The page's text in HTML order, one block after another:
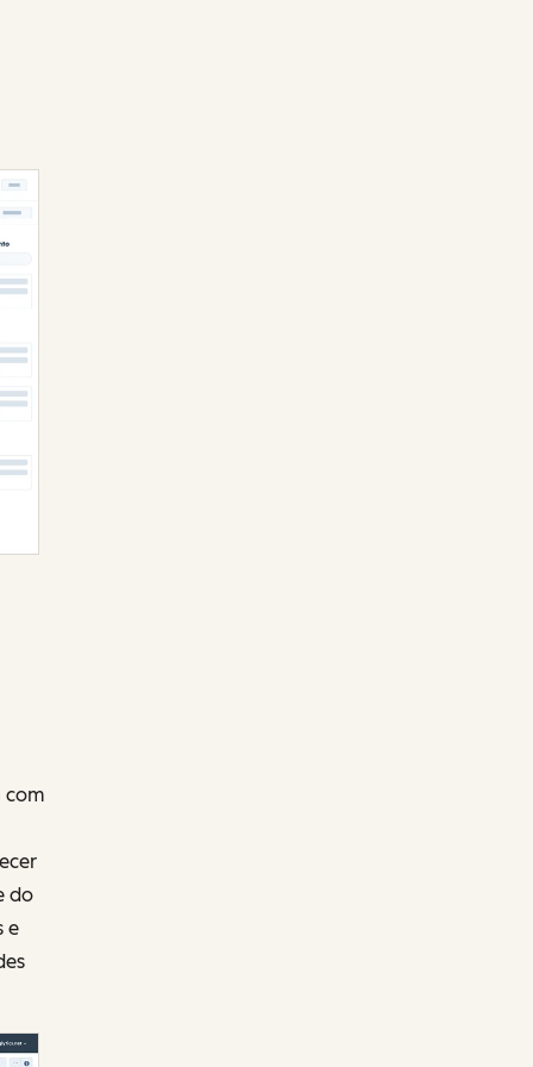
com
do
e